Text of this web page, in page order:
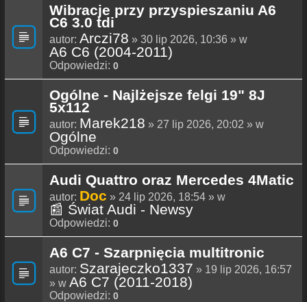
Wibracje przy przyspieszaniu A6
C6 3.0 tdi
autor: Arczi78 » 30 lip 2026, 10:36 » w
A6 C6 (2004-2011)
Odpowiedzi: 0
Ogólne - Najlżejsze felgi 19" 8J
5x112
autor: Marek218 » 27 lip 2026, 20:02 » w
Ogólne
Odpowiedzi: 0
Audi Quattro oraz Mercedes 4Matic
autor: Doc » 24 lip 2026, 18:54 » w
📰 Świat Audi - Newsy
Odpowiedzi: 0
A6 C7 - Szarpnięcia multitronic
autor: Szarajeczko1337 » 19 lip 2026, 16:57
» w A6 C7 (2011-2018)
Odpowiedzi: 0